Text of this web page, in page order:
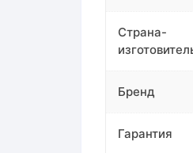
Страна-
Бренд
Гарантия